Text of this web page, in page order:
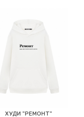
ХУДИ "РЕМОНТ"